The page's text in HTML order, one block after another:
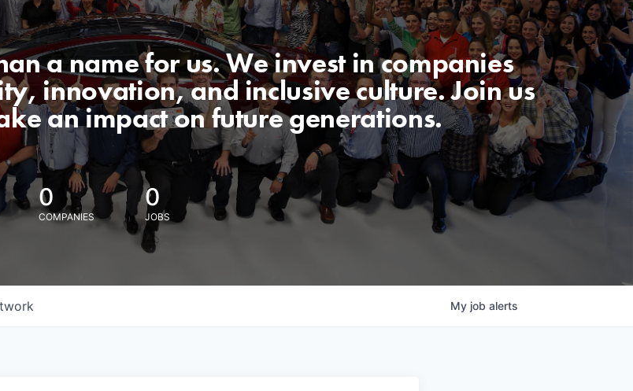
a name for us. We invest in companies
innovation, and inclusive culture. Join us
an impact on future generations.
0
COMPANIES
0
JOBS
My job alerts